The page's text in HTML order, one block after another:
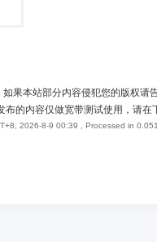
果本站部分内容侵犯您的版权请
布的内容仅做宽带测试使用，请在
2026-8-9 00:39 , Processed in